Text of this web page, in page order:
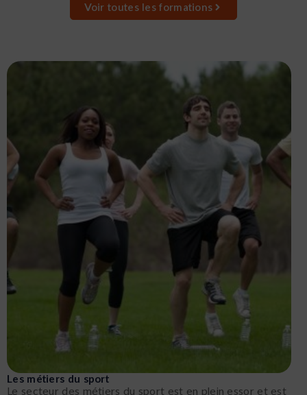
Voir toutes les formations
Les métiers du sport
Le secteur des métiers du sport est en plein essor et est